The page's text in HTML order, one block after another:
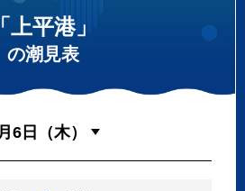
「上平港」
の潮見表